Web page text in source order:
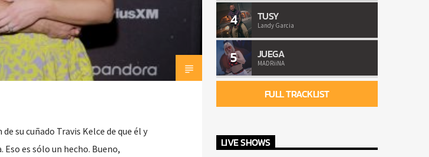
su cuñado Travis Kelce de que él y
es sólo un hecho. Bueno,
4 TUSY
Landy Garcia
5 JUEGA
MADRiiNA
FULL TRACKLIST
LIVE SHOWS